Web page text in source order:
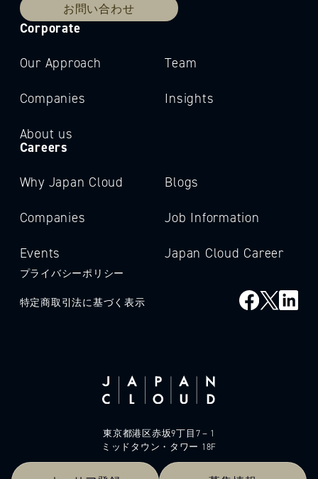
お問い合わせ
Corporate
Our Approach
Companies
About us
Team
Insights
Careers
Why Japan Cloud
Companies
Events
Blogs
Job Information
Japan Cloud Career
プライバシーポリシー
特定商取引法に基づく表示
東京都港区赤坂9丁目7－1
ミッドタウン・タワー 18F